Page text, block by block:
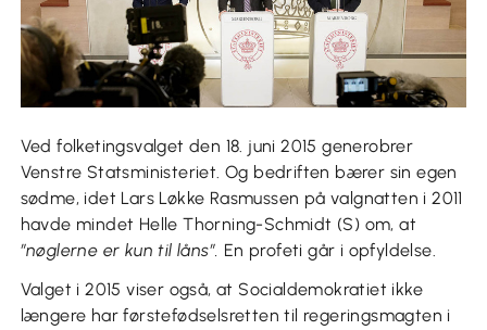
Ved folketingsvalget den 18. juni 2015 generobrer
Venstre Statsministeriet. Og bedriften bærer sin egen
sødme, idet Lars Løkke Rasmussen på valgnatten i 2011
havde mindet Helle Thorning-Schmidt (S) om, at
”nøglerne er kun til låns”. En profeti går i opfyldelse.
Valget i 2015 viser også, at Socialdemokratiet ikke
længere har førstefødselsretten til regeringsmagten i